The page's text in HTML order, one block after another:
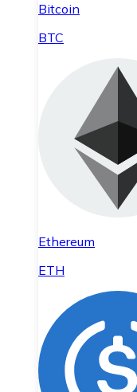
Bitcoin
BTC
Ethereum
ETH